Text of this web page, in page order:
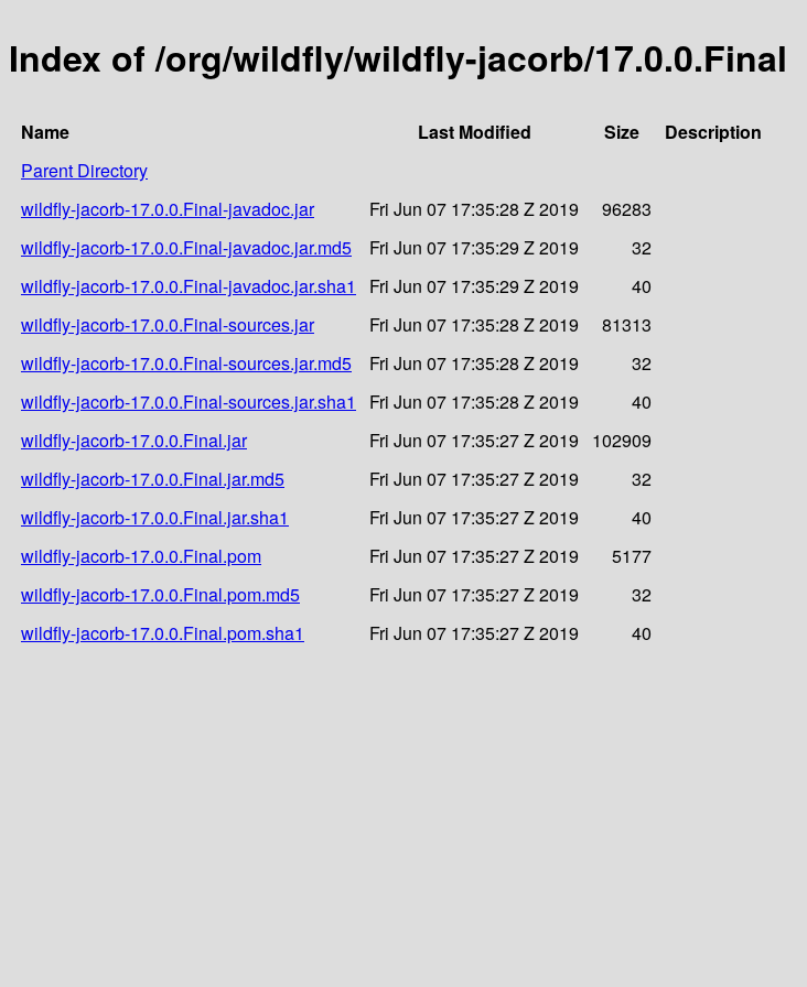
Index of /org/wildfly/wildfly-jacorb/17.0.0.Final
Name Last Modified Size
Description
Parent Directory
wildfly-jacorb-17.0.0.Final-javadoc.jar
Fri Jun 07 17:35:28 Z 2019
96283
wildfly-jacorb-17.0.0.Final-javadoc.jar.md5
Fri Jun 07 17:35:29 Z 2019
32
wildfly-jacorb-17.0.0.Final-javadoc.jar.sha1
Fri Jun 07 17:35:29 Z 2019
40
wildfly-jacorb-17.0.0.Final-sources.jar
Fri Jun 07 17:35:28 Z 2019
81313
wildfly-jacorb-17.0.0.Final-sources.jar.md5
Fri Jun 07 17:35:28 Z 2019
32
wildfly-jacorb-17.0.0.Final-sources.jar.sha1
Fri Jun 07 17:35:28 Z 2019
40
wildfly-jacorb-17.0.0.Final.jar
Fri Jun 07 17:35:27 Z 2019
102909
wildfly-jacorb-17.0.0.Final.jar.md5
Fri Jun 07 17:35:27 Z 2019
32
wildfly-jacorb-17.0.0.Final.jar.sha1
Fri Jun 07 17:35:27 Z 2019
40
wildfly-jacorb-17.0.0.Final.pom
Fri Jun 07 17:35:27 Z 2019
5177
wildfly-jacorb-17.0.0.Final.pom.md5
Fri Jun 07 17:35:27 Z 2019
32
wildfly-jacorb-17.0.0.Final.pom.sha1
Fri Jun 07 17:35:27 Z 2019 40